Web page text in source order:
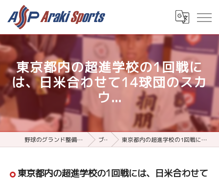
東京都内の超進学校の1回戦に
は、日米合わせて14球団のスカ
ウ...
野球のグランド整備用品ならアラキスポーツ ブログ 東京都内の超進学校の1回戦には、日米合わせて14球団のスカウ...
東京都内の超進学校の1回戦には、日米合わせて